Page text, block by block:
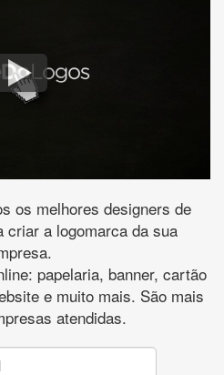
os melhores designers de
criar a logomarca da sua
papelaria, banner, cartão
e muito mais. São mais
atendidas.